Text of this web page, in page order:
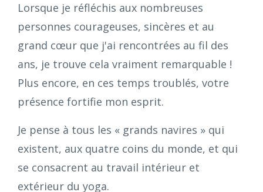
Lorsque je réfléchis aux nombreuses
personnes courageuses, sincères et au
grand cœur que j'ai rencontrées au fil des
ans, je trouve cela vraiment remarquable !
Plus encore, en ces temps troublés, votre
présence fortifie mon esprit.
Je pense à tous les « grands navires » qui
existent, aux quatre coins du monde, et qui
se consacrent au travail intérieur et
extérieur du yoga.